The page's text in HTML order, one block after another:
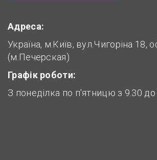
Адреса:
Україна, м.Київ, вул.Чигоріна 18,
(м.Печерская)
Графік роботи:
З понеділка по п'ятницю з 9.30 до